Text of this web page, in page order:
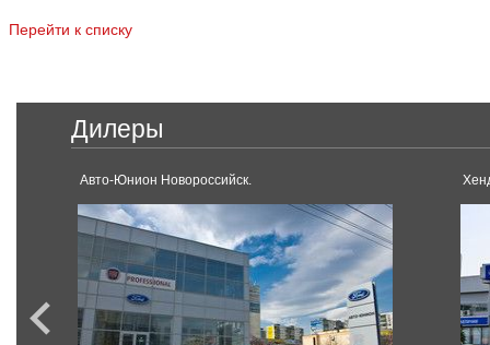
Перейти к списку
Дилеры
Авто-Юнион Новороссийск.